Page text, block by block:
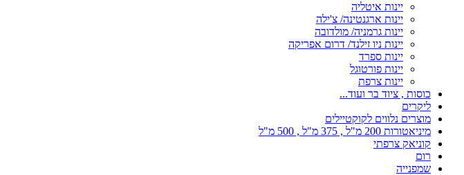
יינות איטליה
יינות ארגנטינה/ צ'ילה
יינות גרמניה/ מולדובה
יינות ניו זילנד/ דרום אפריקה
יינות ספרד
יינות פורטוגל
יינות צרפת
כוסות , ציוד בר ועוד...
ליקרים
מוצרים נלווים לקוקטיילים
מיניאטורות 200 מ"ל , 375 מ"ל , 500 מ"ל
קוניאק צרפתי
רום
שמפנייה